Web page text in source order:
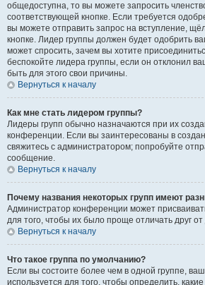
общедоступна, то вы можете запросить
соответствующей кнопке. Если требуется
вы можете отправить запрос на вступление,
кнопке. Лидер группы должен будет одобрить
может спросить, зачем вы хотите
беспокойте лидера группы, если он отклонил
быть для этого свои причины.
Вернуться к началу
Как мне стать лидером группы?
Лидеры групп обычно назначаются при их
конференции. Если вы заинтересованы в
свяжитесь с администратором; попробуйте
сообщение.
Вернуться к началу
Почему названия некоторых групп имеют
Администратор конференции может
для того, чтобы их было проще отличать друг от
Вернуться к началу
Что такое группа по умолчанию?
Если вы состоите более чем в одной группе,
используется для того, чтобы определить,